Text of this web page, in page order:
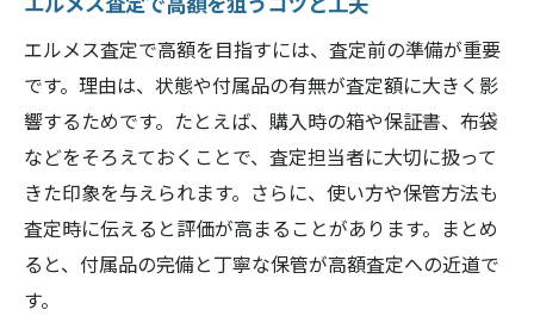
エルメス査定で高額を目指すには、査定前の準備が重要
です。理由は、状態や付属品の有無が査定額に大きく影
響するためです。たとえば、購入時の箱や保証書、布袋
などをそろえておくことで、査定担当者に大切に扱って
きた印象を与えられます。さらに、使い方や保管方法も
査定時に伝えると評価が高まることがあります。まとめ
ると、付属品の完備と丁寧な保管が高額査定への近道で
す。